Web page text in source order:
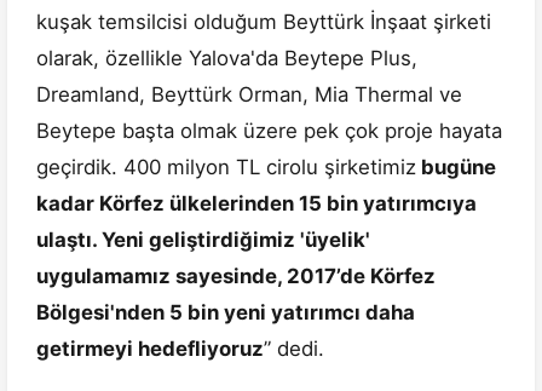
kuşak temsilcisi olduğum Beyttürk İnşaat şirketi
olarak, özellikle Yalova'da Beytepe Plus,
Dreamland, Beyttürk Orman, Mia Thermal ve
Beytepe başta olmak üzere pek çok proje hayata
geçirdik. 400 milyon TL cirolu şirketimiz bugüne
kadar Körfez ülkelerinden 15 bin yatırımcıya
ulaştı. Yeni geliştirdiğimiz 'üyelik'
uygulamamız sayesinde, 2017’de Körfez
Bölgesi'nden 5 bin yeni yatırımcı daha
getirmeyi hedefliyoruz” dedi.